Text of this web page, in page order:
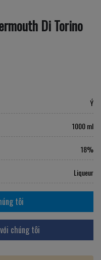
Di Torino
Ý
1000 ml
18%
Liqueur
tôi
chúng tôi